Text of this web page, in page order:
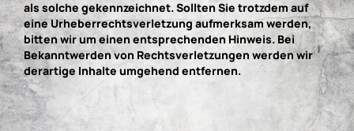
als solche gekennzeichnet. Sollten Sie trotzdem auf
eine Urheberrechtsverletzung aufmerksam werden,
bitten wir um einen entsprechenden Hinweis. Bei
Bekanntwerden von Rechtsverletzungen werden wir
derartige Inhalte umgehend entfernen.